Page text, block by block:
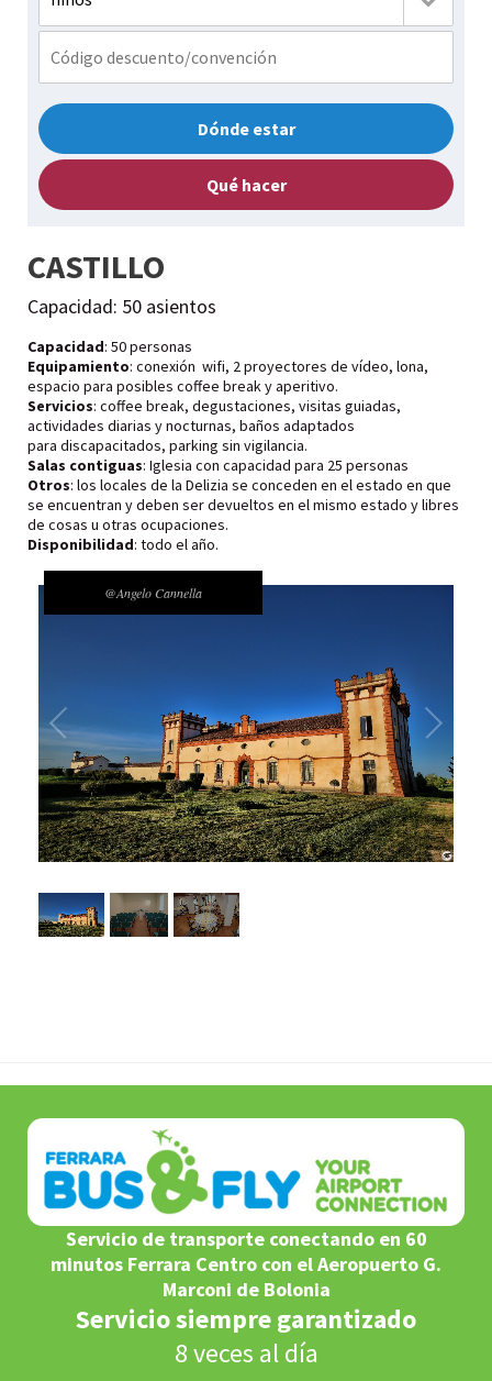
Dónde estar
Qué hacer
CASTILLO
Capacidad: 50 asientos
Capacidad: 50 personas
Equipamiento: conexión wifi, 2 proyectores de vídeo, lona,
espacio para posibles coffee break y aperitivo.
Servicios: coffee break, degustaciones, visitas guiadas,
actividades diarias y nocturnas, baños adaptados
para discapacitados, parking sin vigilancia.
Salas contiguas: Iglesia con capacidad para 25 personas
Otros: los locales de la Delizia se conceden en el estado en que
se encuentran y deben ser devueltos en el mismo estado y libres
de cosas u otras ocupaciones.
Disponibilidad: todo el año.
1/3
@Angelo Cannella
Servicio de transporte conectando en 60
minutos Ferrara Centro con el Aeropuerto G.
Marconi de Bolonia
Servicio siempre garantizado
8 veces al día